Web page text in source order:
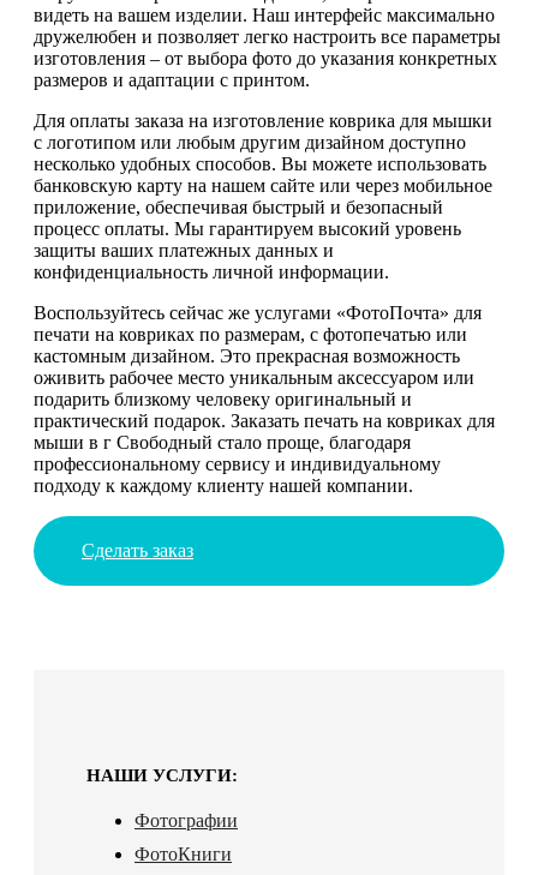
видеть на вашем изделии. Наш интерфейс максимально
дружелюбен и позволяет легко настроить все параметры
изготовления – от выбора фото до указания конкретных
размеров и адаптации с принтом.
Для оплаты заказа на изготовление коврика для мышки
с логотипом или любым другим дизайном доступно
несколько удобных способов. Вы можете использовать
банковскую карту на нашем сайте или через мобильное
приложение, обеспечивая быстрый и безопасный
процесс оплаты. Мы гарантируем высокий уровень
защиты ваших платежных данных и
конфиденциальность личной информации.
Воспользуйтесь сейчас же услугами «ФотоПочта» для
печати на ковриках по размерам, с фотопечатью или
кастомным дизайном. Это прекрасная возможность
оживить рабочее место уникальным аксессуаром или
подарить близкому человеку оригинальный и
практический подарок. Заказать печать на ковриках для
мыши в г Свободный стало проще, благодаря
профессиональному сервису и индивидуальному
подходу к каждому клиенту нашей компании.
Сделать заказ
НАШИ УСЛУГИ:
Фотографии
ФотоКниги